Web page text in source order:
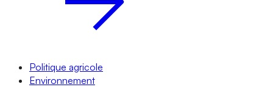
Politique agricole
Environnement